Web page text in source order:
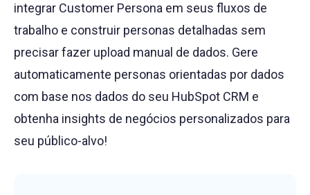
integrar Customer Persona em seus fluxos de
trabalho e construir personas detalhadas sem
precisar fazer upload manual de dados. Gere
automaticamente personas orientadas por dados
com base nos dados do seu HubSpot CRM e
obtenha insights de negócios personalizados para
seu público-alvo!